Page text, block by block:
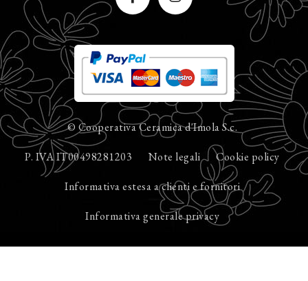
© Cooperativa Ceramica d'Imola S.c.
P. IVA IT00498281203 Note legali Cookie policy
Informativa estesa a clienti e fornitori
Informativa generale privacy